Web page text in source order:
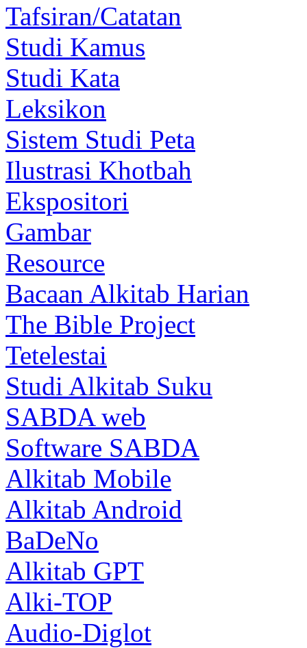
Tafsiran/Catatan
Studi Kamus
Studi Kata
Leksikon
Sistem Studi Peta
Ilustrasi Khotbah
Ekspositori
Gambar
Resource
Bacaan Alkitab Harian
The Bible Project
Tetelestai
Studi Alkitab Suku
SABDA web
Software SABDA
Alkitab Mobile
Alkitab Android
BaDeNo
Alkitab GPT
Alki-TOP
Audio-Diglot